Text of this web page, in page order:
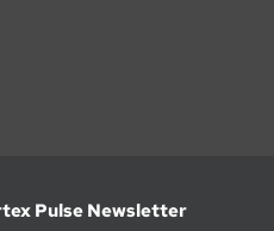
Pulse Newsletter